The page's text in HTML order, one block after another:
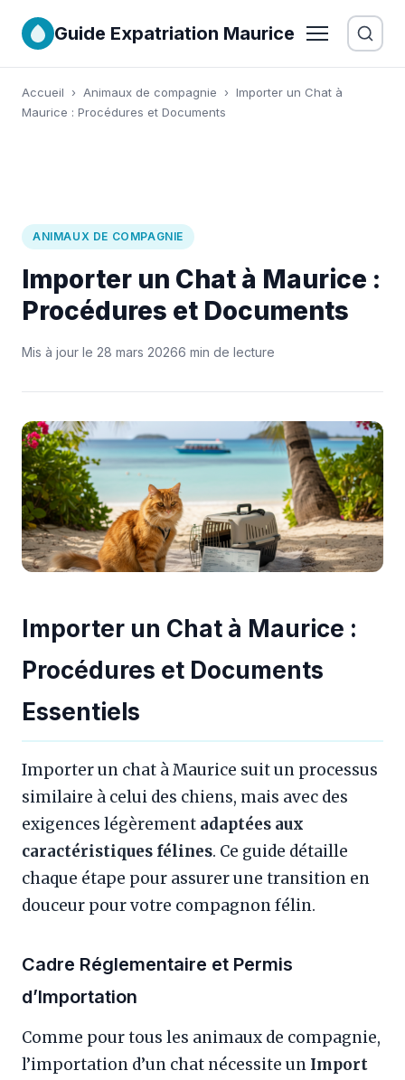
Guide Expatriation Maurice
Accueil › Animaux de compagnie › Importer un Chat à
Maurice : Procédures et Documents
ANIMAUX DE COMPAGNIE
Importer un Chat à Maurice :
Procédures et Documents
Mis à jour le 28 mars 20266 min de lecture
Importer un Chat à Maurice :
Procédures et Documents
Essentiels
Importer un chat à Maurice suit un processus
similaire à celui des chiens, mais avec des
exigences légèrement adaptées aux
caractéristiques félines. Ce guide détaille
chaque étape pour assurer une transition en
douceur pour votre compagnon félin.
Cadre Réglementaire et Permis
d’Importation
Comme pour tous les animaux de compagnie,
l’importation d’un chat nécessite un Import